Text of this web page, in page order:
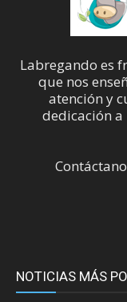
Labregando es
que nos
atención y
dedicación
NOTICIAS MÁS